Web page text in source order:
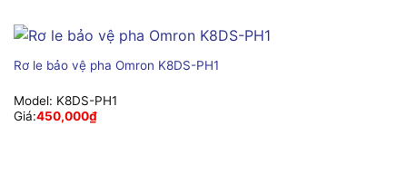
Rơ le bảo vệ pha Omron K8DS-PH1
Model: K8DS-PH1
Giá:450,000₫